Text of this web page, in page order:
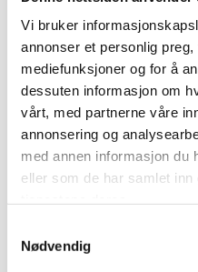
Vi bruker
annonser et personlig
mediefunksjoner og for å
dessuten informasjon om
vårt, med partnerne våre
annonsering og
med annen informasjon du
eller som de har samlet inn
Nødvendig
Bekreft e-post
Telefonnummer
Jeg har følgende i hagen
Bærbusker